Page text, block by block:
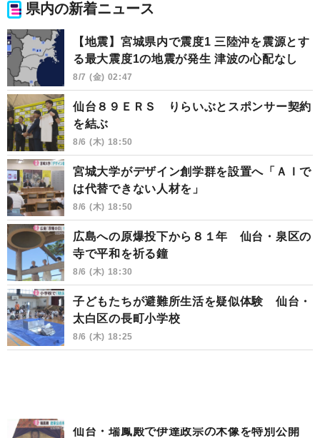
県内の新着ニュース
【地震】宮城県内で震度1 三陸沖を震源とす
る最大震度1の地震が発生 津波の心配なし
8/7 (金) 02:47
仙台８９ＥＲＳ りらいぶとスポンサー契約
を結ぶ
8/6 (木) 18:50
宮城大学がデザイン創学群を設置へ「ＡＩで
は代替できない人材を」
8/6 (木) 18:50
広島への原爆投下から８１年 仙台・泉区の
寺で平和を祈る鐘
8/6 (木) 18:30
子どもたちが避難所生活を疑似体験 仙台・
太白区の長町小学校
8/6 (木) 18:25
仙台・瑞鳳殿で伊達政宗の木像を特別公開